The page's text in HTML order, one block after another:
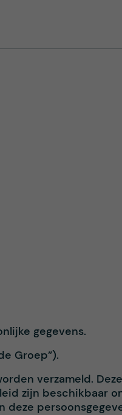
gegevens.
Groep”).
verzameld.
zijn beschikbaar